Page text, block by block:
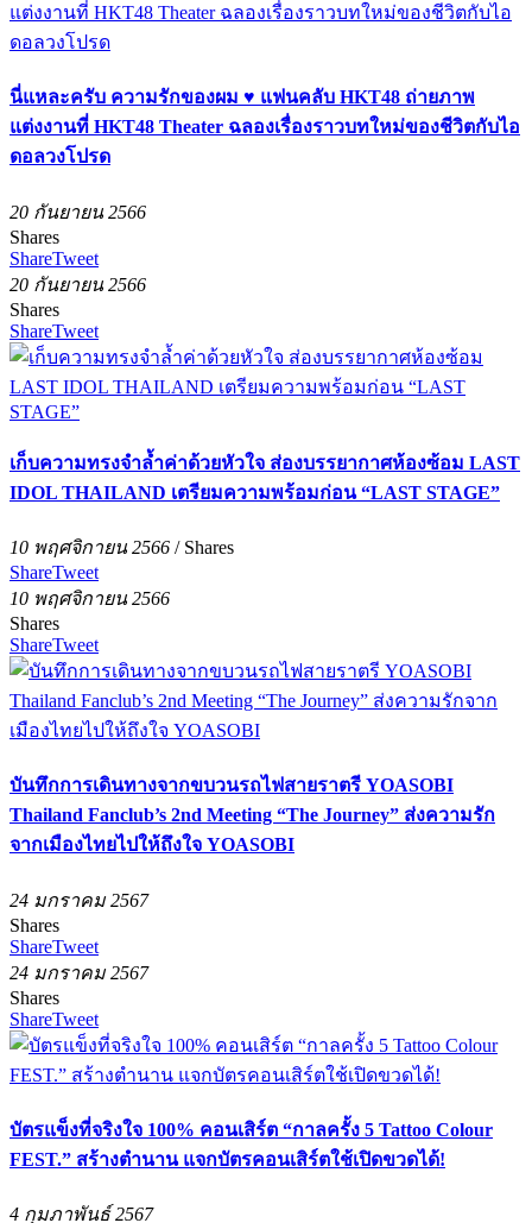
นี่แหละครับ ความรักของผม ♥ แฟนคลับ HKT48 ถ่ายภาพ
แต่งงานที่ HKT48 Theater ฉลองเรื่องราวบทใหม่ของชีวิตกับไอ
ดอลวงโปรด
20 กันยายน 2566
Shares
ShareTweet
20 กันยายน 2566
Shares
ShareTweet
เก็บความทรงจำล้ำค่าด้วยหัวใจ ส่องบรรยากาศห้องซ้อม LAST
IDOL THAILAND เตรียมความพร้อมก่อน “LAST STAGE”
10 พฤศจิกายน 2566 / Shares
ShareTweet
10 พฤศจิกายน 2566
Shares
ShareTweet
บันทึกการเดินทางจากขบวนรถไฟสายราตรี YOASOBI
Thailand Fanclub’s 2nd Meeting “The Journey” ส่งความรัก
จากเมืองไทยไปให้ถึงใจ YOASOBI
24 มกราคม 2567
Shares
ShareTweet
24 มกราคม 2567
Shares
ShareTweet
บัตรแข็งที่จริงใจ 100% คอนเสิร์ต “กาลครั้ง 5 Tattoo Colour
FEST.” สร้างตำนาน แจกบัตรคอนเสิร์ตใช้เปิดขวดได้!
4 กุมภาพันธ์ 2567